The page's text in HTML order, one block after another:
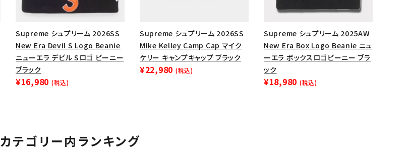
在庫のない商品を表示する
絞り込んで検索する
Supreme シュプリーム 2026SS
New Era Devil S Logo Beanie
ニューエラ デビル Sロゴ ビーニー
ブラック
¥16,980 (税込)
Supreme シュプリーム 2026SS
Mike Kelley Camp Cap マイク
ケリー キャンプキャップ ブラック
¥22,980 (税込)
Supreme シュプリーム 2025AW
New Era Box Logo Beanie ニュ
ーエラ ボックスロゴビーニー ブラ
ック
¥18,980 (税込)
カテゴリー内ランキング